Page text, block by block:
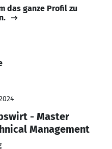
das ganze Profil zu
- Master
Management